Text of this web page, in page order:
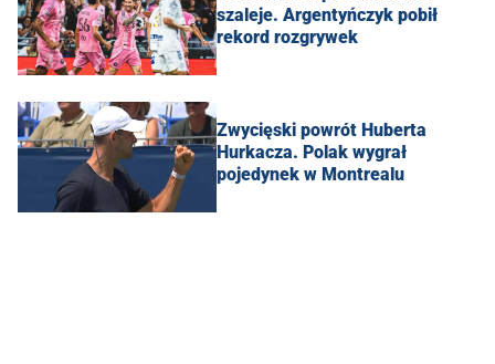
szaleje. Argentyńczyk pobił
rekord rozgrywek
Zwycięski powrót Huberta
Hurkacza. Polak wygrał
pojedynek w Montrealu